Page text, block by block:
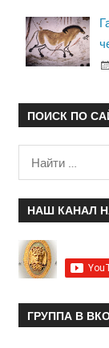
ПОИСК ПО
НАШ КАНАЛ
ГРУППА В